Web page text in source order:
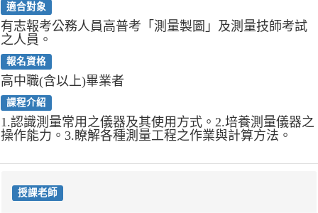
適合對象
有志報考公務人員高普考「測量製圖」及測量技師考試
之人員。
報名資格
高中職(含以上)畢業者
課程介紹
1.認識測量常用之儀器及其使用方式。2.培養測量儀器之
操作能力。3.瞭解各種測量工程之作業與計算方法。
授課老師